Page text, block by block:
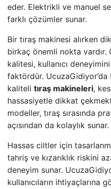
eder. Elektrikli ve manuel
farklı çözümler sunar.
Bir tıraş makinesi alırken
birkaç önemli nokta vardır.
kalitesi, kullanıcı
faktördür.
kaliteli tıraş makineleri,
hassasiyetle dikkat
modeller, tıraş sırasında
açısından da kolaylık sunar.
Hassas ciltler için
tahriş ve kızarıklık riskini
deneyim sunar.
kullanıcıların ihtiyaçlarına